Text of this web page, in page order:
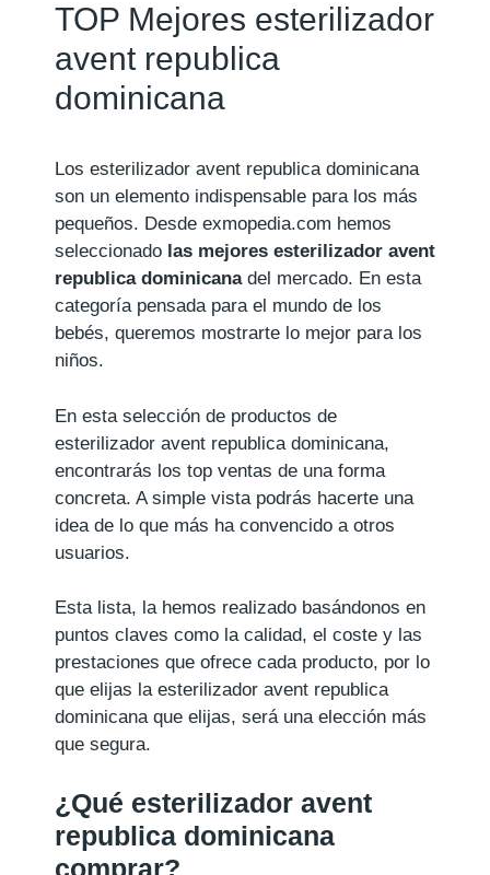
TOP Mejores esterilizador
avent republica
dominicana
Los esterilizador avent republica dominicana
son un elemento indispensable para los más
pequeños. Desde exmopedia.com hemos
seleccionado las mejores esterilizador avent
republica dominicanadel mercado. En esta
categoría pensada para el mundo de los
bebés, queremos mostrarte lo mejor para los
niños.
En esta selección de productos de
esterilizador avent republica dominicana,
encontrarás los top ventas de una forma
concreta. A simple vista podrás hacerte una
idea de lo que más ha convencido a otros
usuarios.
Esta lista, la hemos realizado basándonos en
puntos claves como la calidad, el coste y las
prestaciones que ofrece cada producto, por lo
que elijas la esterilizador avent republica
dominicana que elijas, será una elección más
que segura.
¿Qué esterilizador avent
republica dominicana
comprar?